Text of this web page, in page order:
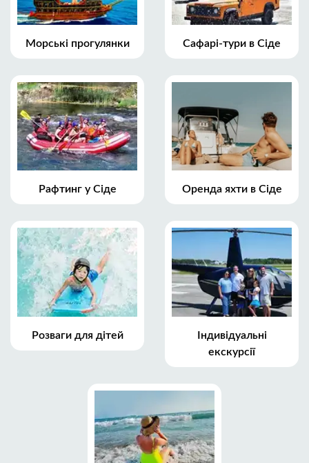
Морські прогулянки Сафарі-тури в Сіде
Рафтинг у Сіде Оренда яхти в Сіде
Розваги для дітей
Індивідуальні
екскурсії